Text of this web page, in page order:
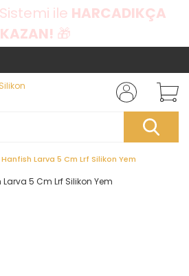
Sistemi ile HARCADIKÇA
KAZAN! 🎁
Hanfish Larva 5 Cm Lrf Silikon Yem